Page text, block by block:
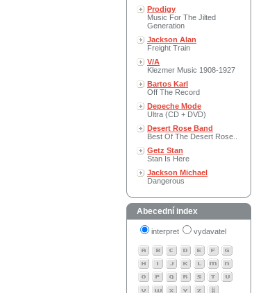
Prodigy
Music For The Jilted
Generation
Jackson Alan
Freight Train
V/A
Klezmer Music 1908-1927
Bartos Karl
Off The Record
Depeche Mode
Ultra (CD + DVD)
Desert Rose Band
Best Of The Desert Rose..
Getz Stan
Stan Is Here
Jackson Michael
Dangerous
Abecední index
interpret vydavatel